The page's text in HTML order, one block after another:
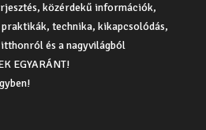
közérdekű információk,
technika, kikapcsolódás,
és a nagyvilágból
EGYARÁNT!